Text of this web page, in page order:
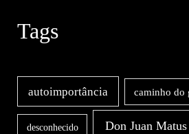
Tags
autoimportância caminho do
desconhecido Don Juan Matus